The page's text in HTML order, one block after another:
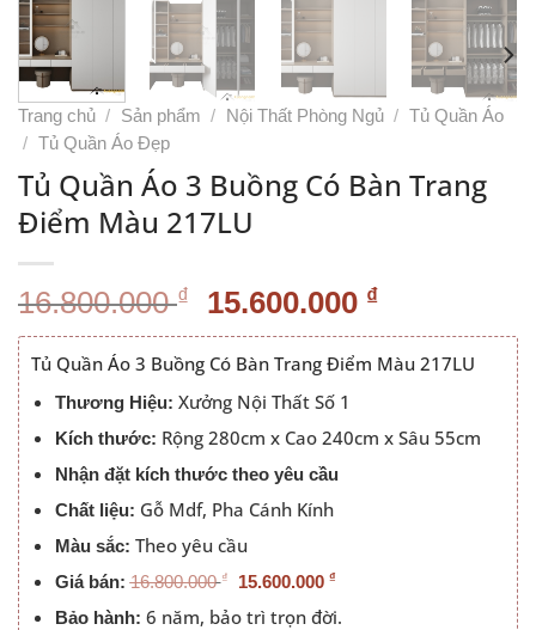
Trang chủ / Sản phẩm / Nội Thất Phòng Ngủ / Tủ Quần Áo
/ Tủ Quần Áo Đẹp
Tủ Quần Áo 3 Buồng Có Bàn Trang
Điểm Màu 217LU
16.800.000₫ Giá
gốc
là:
16.800.000 ₫.
15.600.000 ₫Giá
hiện
tại
Tủ Quần Áo 3 Buồng Có Bàn Trang Điểm Màu 217LU
Thương Hiệu: Xưởng Nội Thất Số 1
Kích thước: Rộng 280cm x Cao 240cm x Sâu 55cm
Nhận đặt kích thước theo yêu cầu
Chất liệu: Gỗ Mdf, Pha Cánh Kính
Màu sắc: Theo yêu cầu
Giá bán:16.800.000 ₫ 15.600.000 ₫
Bảo hành: 6 năm, bảo trì trọn đời.